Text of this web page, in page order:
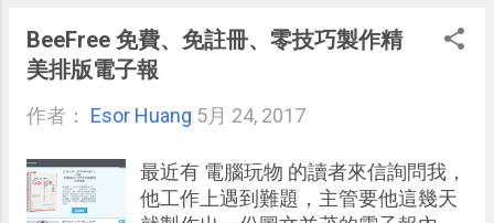
整理流程中也用上「封存」的概念，
那些已經處理完成的任務筆記，那些
不知道什麼時候才會用到的資料性內
就能更專注在「現在真正有需要處理
的事情上」，例如「 Evernote 整理3
BeeFree 免費、免註冊、零技巧製作精
美排版電子報
作者： Esor Huang 5月 24, 2017
最近有 電腦玩物 的讀者來信詢問我，
他工作上遇到難題，主管要他這幾天